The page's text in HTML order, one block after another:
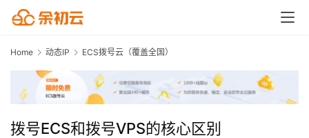
Home 动态IP ECS拨号云（覆盖全国）
拨号ECS和拨号VPS的核心区别